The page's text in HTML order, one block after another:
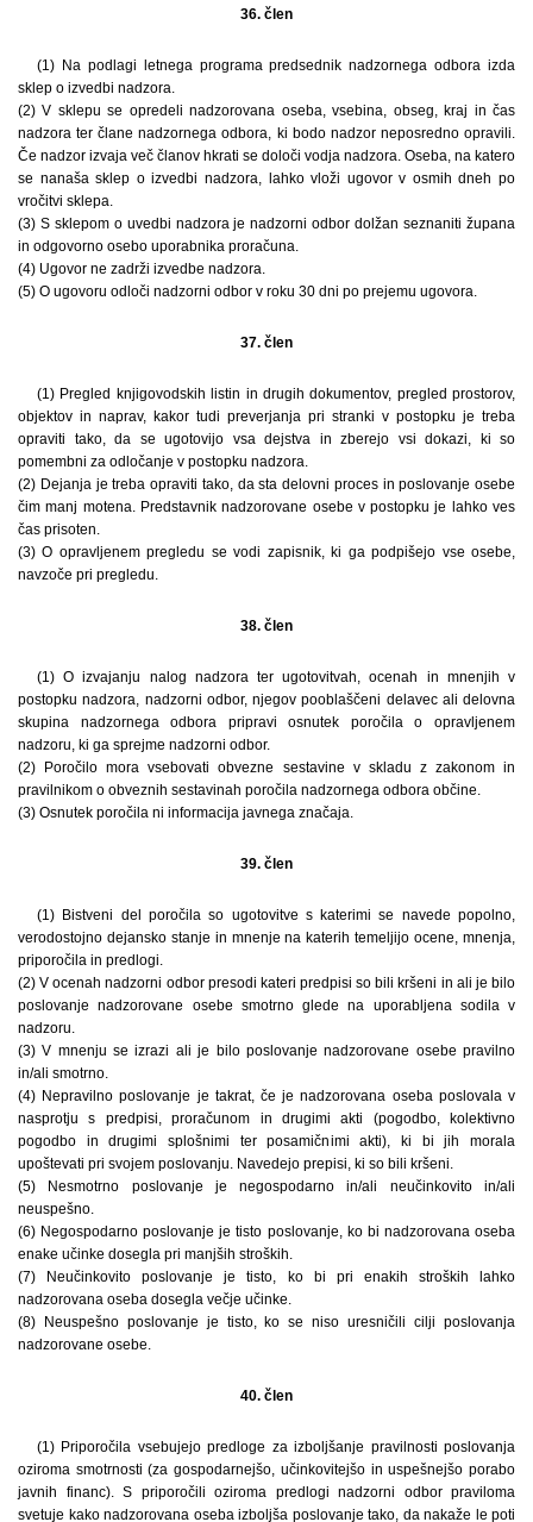
36. člen
(1) Na podlagi letnega programa predsednik nadzornega odbora izda
sklep o izvedbi nadzora.
(2) V sklepu se opredeli nadzorovana oseba, vsebina, obseg, kraj in čas
nadzora ter člane nadzornega odbora, ki bodo nadzor neposredno opravili.
Če nadzor izvaja več članov hkrati se določi vodja nadzora. Oseba, na katero
se nanaša sklep o izvedbi nadzora, lahko vloži ugovor v osmih dneh po
vročitvi sklepa.
(3) S sklepom o uvedbi nadzora je nadzorni odbor dolžan seznaniti župana
in odgovorno osebo uporabnika proračuna.
(4) Ugovor ne zadrži izvedbe nadzora.
(5) O ugovoru odloči nadzorni odbor v roku 30 dni po prejemu ugovora.
37. člen
(1) Pregled knjigovodskih listin in drugih dokumentov, pregled prostorov,
objektov in naprav, kakor tudi preverjanja pri stranki v postopku je treba
opraviti tako, da se ugotovijo vsa dejstva in zberejo vsi dokazi, ki so
pomembni za odločanje v postopku nadzora.
(2) Dejanja je treba opraviti tako, da sta delovni proces in poslovanje osebe
čim manj motena. Predstavnik nadzorovane osebe v postopku je lahko ves
čas prisoten.
(3) O opravljenem pregledu se vodi zapisnik, ki ga podpišejo vse osebe,
navzoče pri pregledu.
38. člen
(1) O izvajanju nalog nadzora ter ugotovitvah, ocenah in mnenjih v
postopku nadzora, nadzorni odbor, njegov pooblaščeni delavec ali delovna
skupina nadzornega odbora pripravi osnutek poročila o opravljenem
nadzoru, ki ga sprejme nadzorni odbor.
(2) Poročilo mora vsebovati obvezne sestavine v skladu z zakonom in
pravilnikom o obveznih sestavinah poročila nadzornega odbora občine.
(3) Osnutek poročila ni informacija javnega značaja.
39. člen
(1) Bistveni del poročila so ugotovitve s katerimi se navede popolno,
verodostojno dejansko stanje in mnenje na katerih temeljijo ocene, mnenja,
priporočila in predlogi.
(2) V ocenah nadzorni odbor presodi kateri predpisi so bili kršeni in ali je bilo
poslovanje nadzorovane osebe smotrno glede na uporabljena sodila v
nadzoru.
(3) V mnenju se izrazi ali je bilo poslovanje nadzorovane osebe pravilno
in/ali smotrno.
(4) Nepravilno poslovanje je takrat, če je nadzorovana oseba poslovala v
nasprotju s predpisi, proračunom in drugimi akti (pogodbo, kolektivno
pogodbo in drugimi splošnimi ter posamičnimi akti), ki bi jih morala
upoštevati pri svojem poslovanju. Navedejo prepisi, ki so bili kršeni.
(5) Nesmotrno poslovanje je negospodarno in/ali neučinkovito in/ali
neuspešno.
(6) Negospodarno poslovanje je tisto poslovanje, ko bi nadzorovana oseba
enake učinke dosegla pri manjših stroških.
(7) Neučinkovito poslovanje je tisto, ko bi pri enakih stroških lahko
nadzorovana oseba dosegla večje učinke.
(8) Neuspešno poslovanje je tisto, ko se niso uresničili cilji poslovanja
nadzorovane osebe.
40. člen
(1) Priporočila vsebujejo predloge za izboljšanje pravilnosti poslovanja
oziroma smotrnosti (za gospodarnejšo, učinkovitejšo in uspešnejšo porabo
javnih financ). S priporočili oziroma predlogi nadzorni odbor praviloma
svetuje kako nadzorovana oseba izboljša poslovanje tako, da nakaže le poti